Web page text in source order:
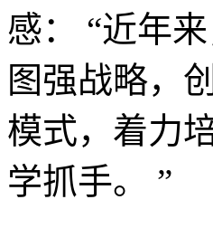
感： “近年
图强战略，
模式，着力
学抓手。 ”